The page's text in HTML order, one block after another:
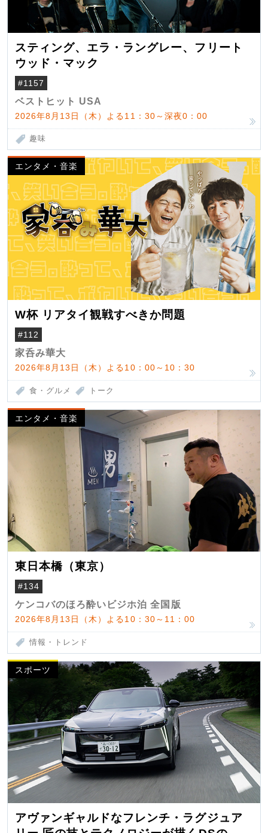
スティング、エラ・ラングレー、フリート
ウッド・マック
#1157
ベストヒット USA
2026年8月13日（木）よる11：30～深夜0：00
趣味
エンタメ・音楽
W杯 リアタイ観戦すべきか問題
#112
家呑み華大
2026年8月13日（木）よる10：00～10：30
食・グルメ トーク
エンタメ・音楽
東日本橋（東京）
#134
ケンコバのほろ酔いビジホ泊 全国版
2026年8月13日（木）よる10：30～11：00
情報・トレンド
スポーツ
アヴァンギャルドなフレンチ・ラグジュア